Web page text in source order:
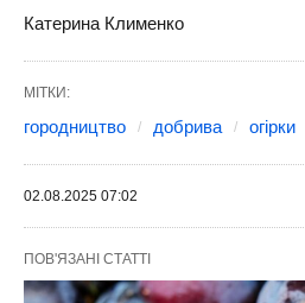
Катерина Клименко
МІТКИ:
городництво добрива огірки
02.08.2025 07:02
ПОВ'ЯЗАНІ СТАТТІ